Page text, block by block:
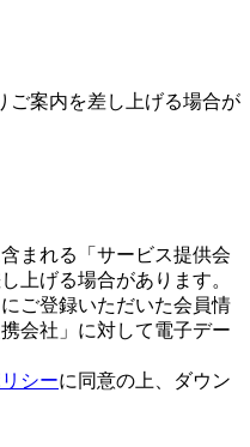
ご案内を差し上げる場合が
まれる「サービス提供会
上げる場合があります。
ご登録いただいた会員情
会社」に対して電子デー
シーに同意の上、ダウン